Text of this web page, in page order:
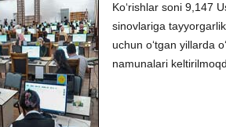
Ko‘rishlar soni 9,147
sinovlariga
uchun o‘tgan yillarda
namunalari